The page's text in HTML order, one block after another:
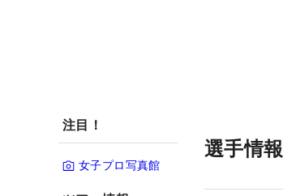
注目！
女子プロ写真館
選手情報